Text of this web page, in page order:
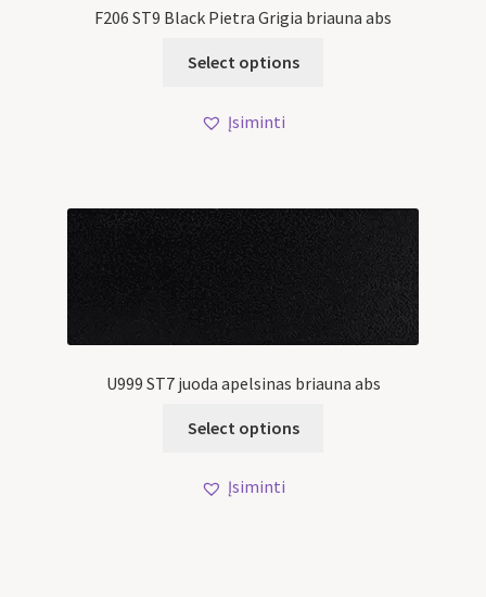
F206 ST9 Black Pietra Grigia briauna abs
Select options
Įsiminti
U999 ST7 juoda apelsinas briauna abs
Select options
Įsiminti